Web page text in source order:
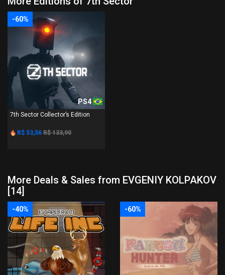
-60%
PS4
7th Sector Collector’s Edition
R$ 53,56 R$ 133,90
More Deals & Sales from EVGENIY KOLPAKOV
[14]
-40% -60%